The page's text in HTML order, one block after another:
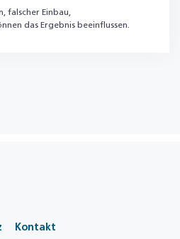
falscher Einbau,
das Ergebnis beeinflussen.
Kontakt